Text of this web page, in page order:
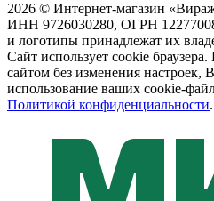
2026 © Интернет-магазин
ИНН 9726030280, ОГРН
и логотипы принадлежат их
Сайт использует cookie
сайтом без изменения настроек,
использование ваших cookie-
Политикой конфиденциальности.